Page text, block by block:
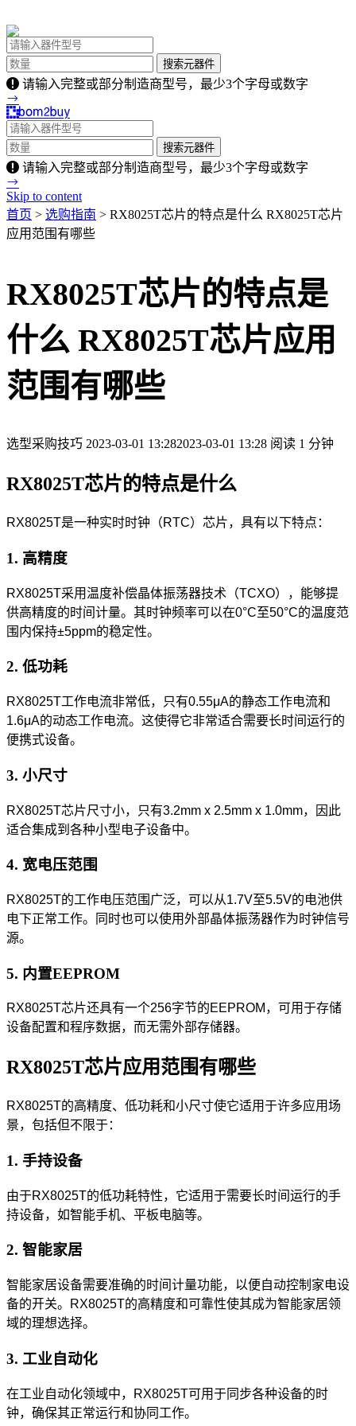
请输入完整或部分制造商型号，最少3个字母或数字
请输入完整或部分制造商型号，最少3个字母或数字
Skip to content
首页 > 选购指南 > RX8025T芯片的特点是什么 RX8025T芯片
应用范围有哪些
RX8025T芯片的特点是
什么 RX8025T芯片应用
范围有哪些
选型采购技巧 2023-03-01 13:282023-03-01 13:28 阅读 1 分钟
RX8025T芯片的特点是什么
RX8025T是一种实时时钟（RTC）芯片，具有以下特点：
1. 高精度
RX8025T采用温度补偿晶体振荡器技术（TCXO），能够提
供高精度的时间计量。其时钟频率可以在0°C至50°C的温度范
围内保持±5ppm的稳定性。
2. 低功耗
RX8025T工作电流非常低，只有0.55μA的静态工作电流和
1.6μA的动态工作电流。这使得它非常适合需要长时间运行的
便携式设备。
3. 小尺寸
RX8025T芯片尺寸小，只有3.2mm x 2.5mm x 1.0mm，因此
适合集成到各种小型电子设备中。
4. 宽电压范围
RX8025T的工作电压范围广泛，可以从1.7V至5.5V的电池供
电下正常工作。同时也可以使用外部晶体振荡器作为时钟信号
源。
5. 内置EEPROM
RX8025T芯片还具有一个256字节的EEPROM，可用于存储
设备配置和程序数据，而无需外部存储器。
RX8025T芯片应用范围有哪些
RX8025T的高精度、低功耗和小尺寸使它适用于许多应用场
景，包括但不限于：
1. 手持设备
由于RX8025T的低功耗特性，它适用于需要长时间运行的手
持设备，如智能手机、平板电脑等。
2. 智能家居
智能家居设备需要准确的时间计量功能，以便自动控制家电设
备的开关。RX8025T的高精度和可靠性使其成为智能家居领
域的理想选择。
3. 工业自动化
在工业自动化领域中，RX8025T可用于同步各种设备的时
钟，确保其正常运行和协同工作。